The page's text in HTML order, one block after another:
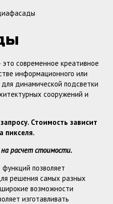
современное креативное
информационного или
динамической подсветки
сооружений и
Стоимость зависит
пикселя.
расчет стоимости.
позволяет
решения самых разных
возможности
изготавливать